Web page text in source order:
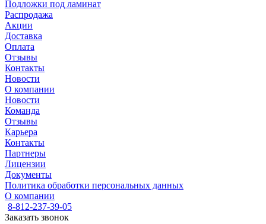
Подложки под ламинат
Распродажа
Акции
Доставка
Оплата
Отзывы
Контакты
Новости
О компании
Новости
Команда
Отзывы
Карьера
Контакты
Партнеры
Лицензии
Документы
Политика обработки персональных данных
О компании
8-812-237-39-05
Заказать звонок